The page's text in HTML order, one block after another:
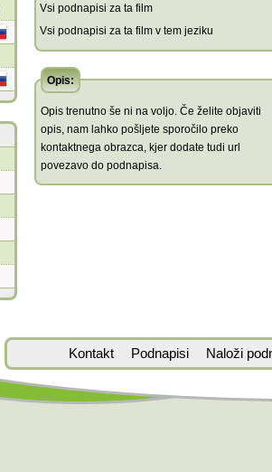
Vsi podnapisi za ta film
Vsi podnapisi za ta film v tem jeziku
Opis:
Opis trenutno še ni na voljo. Če želite objaviti
opis, nam lahko pošljete sporočilo preko
kontaktnega obrazca, kjer dodate tudi url
povezavo do podnapisa.
Kontakt Podnapisi Naloži